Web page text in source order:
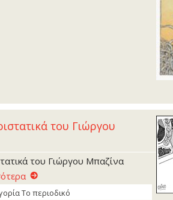
του Γιώργου
του Γιώργου Μπαζίνα
Το περιοδικό